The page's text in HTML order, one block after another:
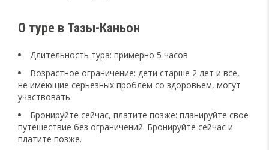
О туре в Тазы-Каньон
Длительность тура: примерно 5 часов
Возрастное ограничение: дети старше 2 лет и все,
не имеющие серьезных проблем со здоровьем, могут
участвовать.
Бронируйте сейчас, платите позже: планируйте свое
путешествие без ограничений. Бронируйте сейчас и
платите позже.